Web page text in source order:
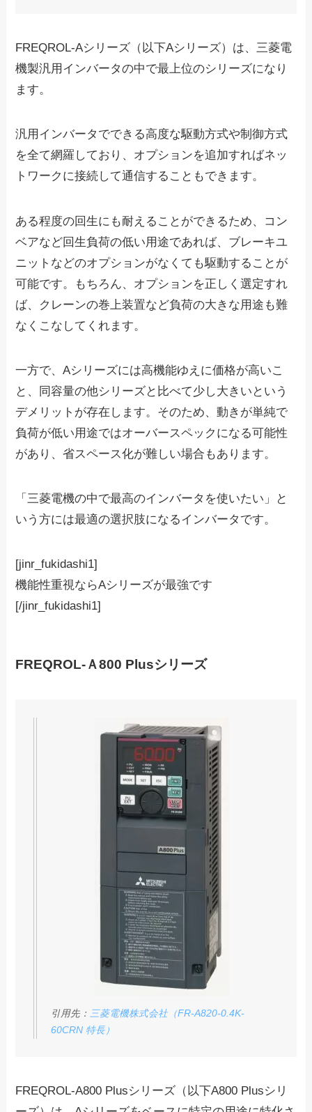
FREQROL-Aシリーズ（以下Aシリーズ）は、三菱電
機製汎用インバータの中で最上位のシリーズになり
ます。
汎用インバータでできる高度な駆動方式や制御方式
を全て網羅しており、オプションを追加すればネッ
トワークに接続して通信することもできます。
ある程度の回生にも耐えることができるため、コン
ベアなど回生負荷の低い用途であれば、ブレーキユ
ニットなどのオプションがなくても駆動することが
可能です。もちろん、オプションを正しく選定すれ
ば、クレーンの巻上装置など負荷の大きな用途も難
なくこなしてくれます。
一方で、Aシリーズには高機能ゆえに価格が高いこ
と、同容量の他シリーズと比べて少し大きいという
デメリットが存在します。そのため、動きが単純で
負荷が低い用途ではオーバースペックになる可能性
があり、省スペース化が難しい場合もあります。
「三菱電機の中で最高のインバータを使いたい」と
いう方には最適の選択肢になるインバータです。
[jinr_fukidashi1]
機能性重視ならAシリーズが最強です
[/jinr_fukidashi1]
FREQROL-Ａ800 Plusシリーズ
引用先：三菱電機株式会社（FR-A820-0.4K-
60CRN 特長）
FREQROL-A800 Plusシリーズ（以下A800 Plusシリ